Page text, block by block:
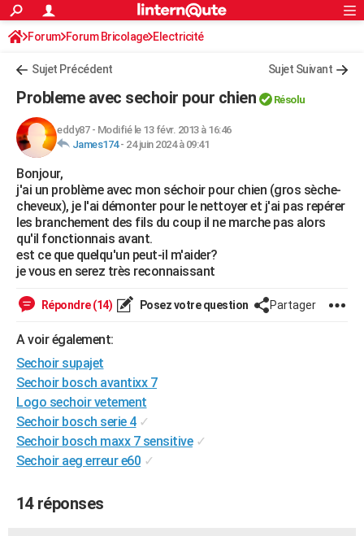
ACTUALITÉS
Politique
Société
Faits Divers
Education
Monde
Villes
+
FINANCE
Retraite
Impôts
Epargne
Immobilier
Risques naturels par ville
Banque
Assurance
Crédit
AUTO
Essais
Réserver un essai
Citadines
Berlines
SUV
Forum auto
+HIGH-TECH
Mobiles
Meilleur smartphone
Internet
Ordinateurs
Jeux vidéo
Guide high-tech
+BRICOLAGE
Forum
Aménagement intérieur
Extérieur
Cuisine
Salle de bains
Jardinage
Rangement
WEEK-END
Guides de France
Escapades
Patrimoine
Expositions
Musées
Week-end nature
+
Art de vivre
Bien-être
Loisirs
Mode
Modes de vie
Alimentation
Guide de la santé
Maladies
Médicaments
Sommeil
Destinations
City break
Voyage nature
Voyage de noces
Forum
Climat
+PHOTO
GUIDES D'ACHAT
BONS PLANS
Carte de Noël
Carte Bonne année
Carte Saint-Valentin
Carte Pâques
Carte d'anniversaire
DICTIONNAIRE
S'inscrire
Connexion
Forum Forum Bricolage Electricité
Sujet Précédent Sujet Suivant
Probleme avec sechoir pour chien Résolu
eddy87- Modifié le 13 févr. 2013 à 16:46
James174- 24 juin 2024 à 09:41
Bonjour,
j'ai un problème avec mon séchoir pour chien (gros sèche-
cheveux), je l'ai démonter pour le nettoyer et j'ai pas repérer
les branchement des fils du coup il ne marche pas alors
qu'il fonctionnais avant.
est ce que quelqu'un peut-il m'aider?
je vous en serez très reconnaissant
Répondre (14) Posez votre question Partager
A voir également:
Sechoir supajet
Sechoir bosch avantixx 7
Logo sechoir vetement
Sechoir bosch serie 4 ✓
Sechoir bosch maxx 7 sensitive ✓
Sechoir aeg erreur e60 ✓
14 réponses